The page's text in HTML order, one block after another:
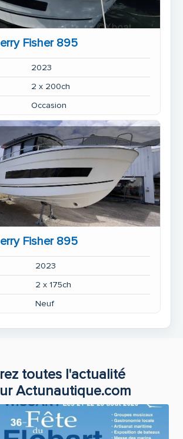
Fisher 895
2023
2 x 200ch
Occasion
Fisher 895
2023
2 x 175ch
Neuf
toutes l'actualité
Actunautique.com